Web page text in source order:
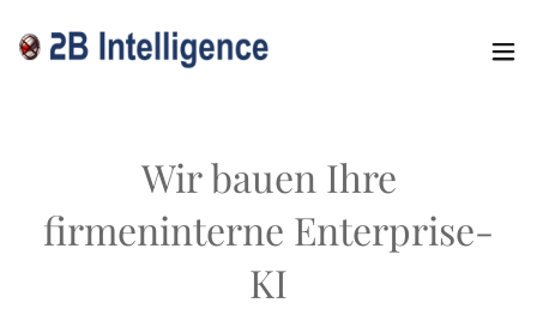
Wir bauen Ihre
firmeninterne Enterprise-
KI